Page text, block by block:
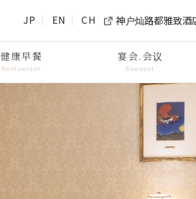
JP EN CH 神户灿路都雅致酒
健康早餐
Restaurant
宴会.会议
Banquet